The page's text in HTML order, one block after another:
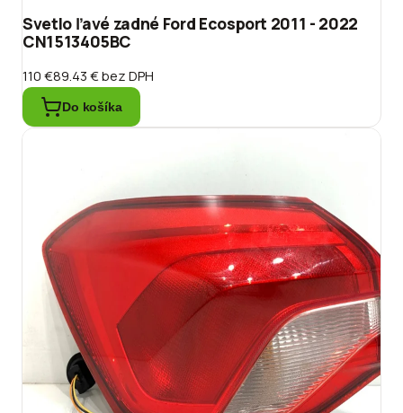
Svetlo ľavé zadné Ford Ecosport 2011 - 2022
CN1513405BC
110 €89.43 €bez DPH
Do košíka